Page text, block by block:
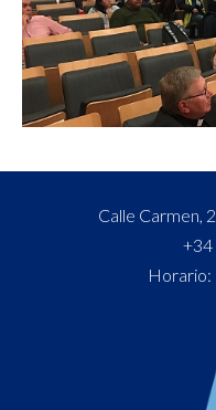
Calle Carmen,
+34
Horario: